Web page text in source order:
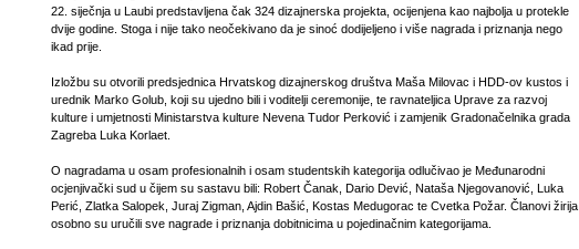
22. siječnja u Laubi predstavljena čak 324 dizajnerska projekta, ocijenjena kao najbolja u protekle
dvije godine. Stoga i nije tako neočekivano da je sinoć dodijeljeno i više nagrada i priznanja nego
ikad prije.
Izložbu su otvorili predsjednica Hrvatskog dizajnerskog društva Maša Milovac i HDD-ov kustos i
urednik Marko Golub, koji su ujedno bili i voditelji ceremonije, te ravnateljica Uprave za razvoj
kulture i umjetnosti Ministarstva kulture Nevena Tudor Perković i zamjenik Gradonačelnika grada
Zagreba Luka Korlaet.
O nagradama u osam profesionalnih i osam studentskih kategorija odlučivao je Međunarodni
ocjenjivački sud u čijem su sastavu bili: Robert Čanak, Dario Dević, Nataša Njegovanović, Luka
Perić, Zlatka Salopek, Juraj Zigman, Ajdin Bašić, Kostas Medugorac te Cvetka Požar. Članovi žirija
osobno su uručili sve nagrade i priznanja dobitnicima u pojedinačnim kategorijama.